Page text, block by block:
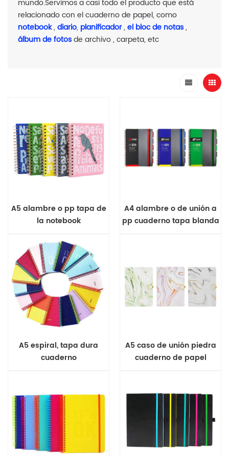
mundo.Servimos a casi todo el producto que está
relacionado con el cuaderno de papel, como
notebook, diario, planificador, el bloc de notas,
álbum de fotosde archivo , carpeta, etc
A5 alambre o pp tapa de
la notebook
A4 alambre o de unión a
pp cuaderno tapa blanda
A5 espiral, tapa dura
cuaderno
A5 caso de unión piedra
cuaderno de papel